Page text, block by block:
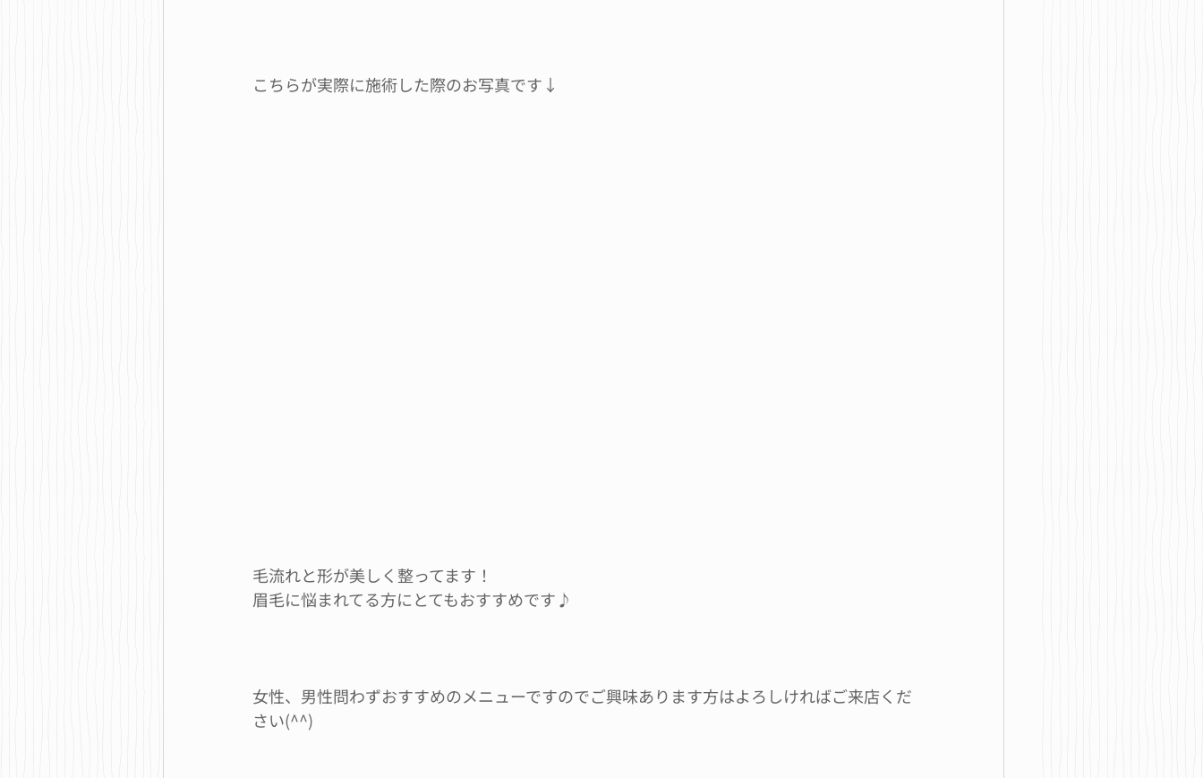
こちらが実際に施術した際のお写真です↓
毛流れと形が美しく整ってます！
眉毛に悩まれてる方にとてもおすすめです♪
女性、男性問わずおすすめのメニューですのでご興味あります方はよろしければご来店くだ
さい(^^)